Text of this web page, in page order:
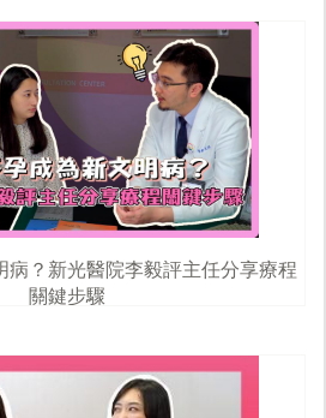
病？新光醫院李毅評主任分享療程
關鍵步驟